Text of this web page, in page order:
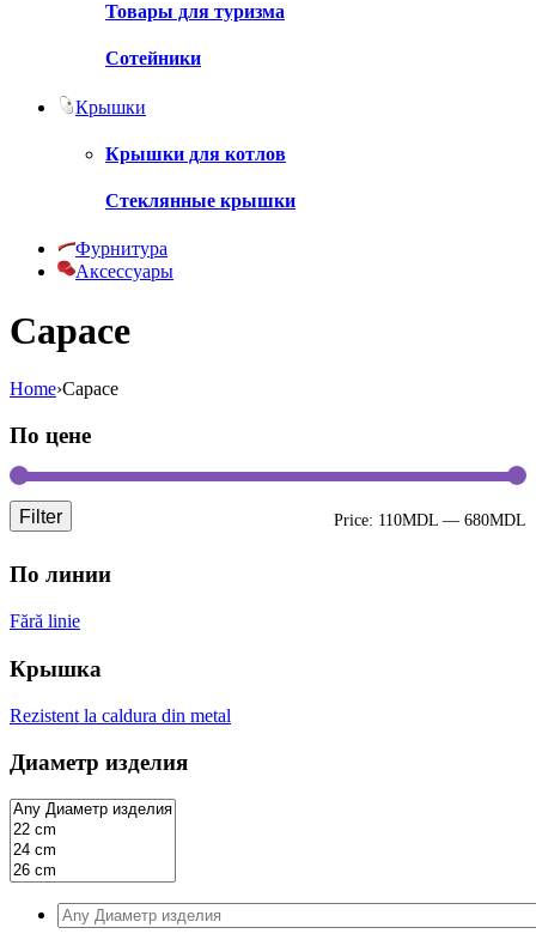
Товары для туризма
Сотейники
Крышки
Крышки для котлов
Стеклянные крышки
Фурнитура
Аксессуары
Capace
Home›Capace
По цене
Filter Price: 110MDL — 680MDL
По линии
Fără linie
Крышка
Rezistent la caldura din metal
Диаметр изделия